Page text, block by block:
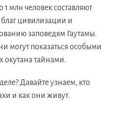
млн человек составляют
цивилизации и
заповедям Гаутамы.
могут показаться особыми
тайнами.
Давайте узнаем, кто
и как они живут.